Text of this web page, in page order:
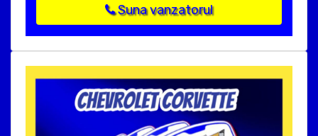
Suna vanzatorul